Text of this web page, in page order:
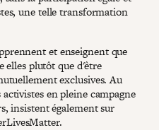
une telle transformation
et enseignent que
elles plutôt que d'être
exclusives. Au
en pleine campagne
insistent également sur